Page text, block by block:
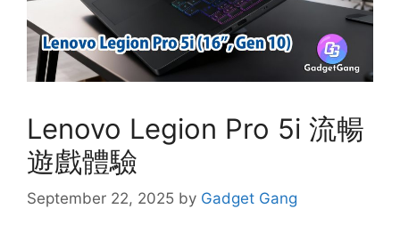
Lenovo Legion Pro 5i 流暢
遊戲體驗
September 22, 2025 by Gadget Gang